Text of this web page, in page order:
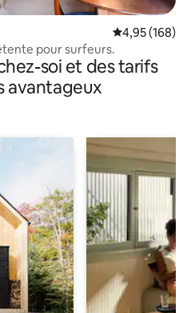
Évaluation
4,95 (168)
pour surfeurs.
soi et des tarifs
avantageux